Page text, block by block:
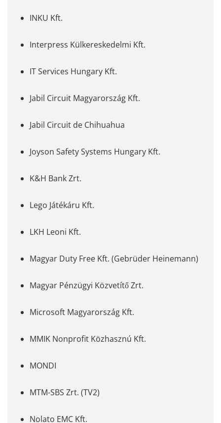
INKU Kft.
Interpress Külkereskedelmi Kft.
IT Services Hungary Kft.
Jabil Circuit Magyarország Kft.
Jabil Circuit de Chihuahua
Joyson Safety Systems Hungary Kft.
K&H Bank Zrt.
Lego Játékáru Kft.
LKH Leoni Kft.
Magyar Duty Free Kft. (Gebrüder Heinemann)
Magyar Pénzügyi Közvetítő Zrt.
Microsoft Magyarország Kft.
MMIK Nonprofit Közhasznú Kft.
MONDI
MTM-SBS Zrt. (TV2)
Nolato EMC Kft.